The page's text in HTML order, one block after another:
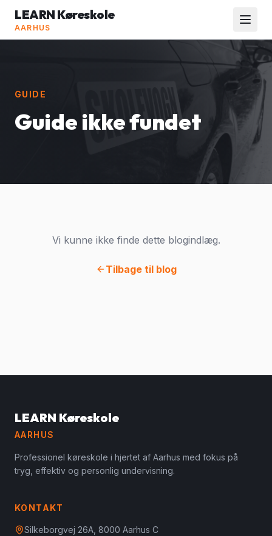
LEARN Køreskole
AARHUS
GUIDE
Guide ikke fundet
Vi kunne ikke finde dette blogindlæg.
Tilbage til blog
LEARN Køreskole
AARHUS
Professionel køreskole i hjertet af Aarhus med fokus på
tryg, effektiv og personlig undervisning.
KONTAKT
Silkeborgvej 26A, 8000 Aarhus C